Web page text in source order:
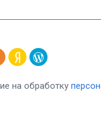
на обработку